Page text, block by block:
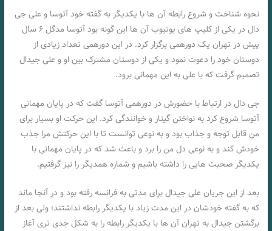
نحوه شناخت و شروع رابطه آن ها با یکدیگر به گفته خود آتوسا و علی جی
دال در یکی از کلیپ های یوتیوب آن ها این گونه بود آتوسا مدگل ۶ سال
پیش در تهران یک دورهمی برگزار کرد. در این دورهمی تعداد زیادی از
دوستان خود را دعوت نمود و یکی از دوستان مشترک بین او و علی جیدال
تصمیم گرفت که با علی به این مهمانی برود.
جی دال در ارتباط با حضورش در دورهمی آتوسا گفت که در پایان مهمانی
آتوسا شروع کرد به نواختن گیتار و خوانندگی کرد. این حرکت او بسیار برای
من قابل توجه و جذاب بود و به نوعی توانست تا با این حرکتش مرا جذب
خودش کند و به نوعی دل من را برد و باعث شد که در پایان مهمانی با
یکدیگر صحبت هایی را داشته باشیم و شماره همدیگر را نیز گرفتیم.
بعد از این جریان علی جیدال برای مدتی به فرانسه رفته بود و در آنجا ماند
که به گفته خودشان در این مدت زیاد با یکدیگر رابطه نداشتند؛ ولی بعد از
برگشتن جیدال به تهران آن ها با یکدیگر رابطه را به شکل جدی تری آغاز